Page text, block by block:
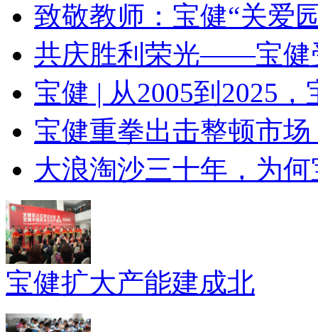
致敬教师：宝健“关爱
共庆胜利荣光——宝健
宝健 | 从2005到2025
宝健重拳出击整顿市
大浪淘沙三十年，为
宝健扩大产能建成北